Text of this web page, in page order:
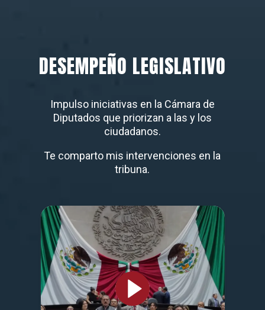
DESEMPEÑO LEGISLATIVO
Impulso iniciativas en la Cámara de
Diputados que priorizan a las y los
ciudadanos.
Te comparto mis intervenciones en la
tribuna.